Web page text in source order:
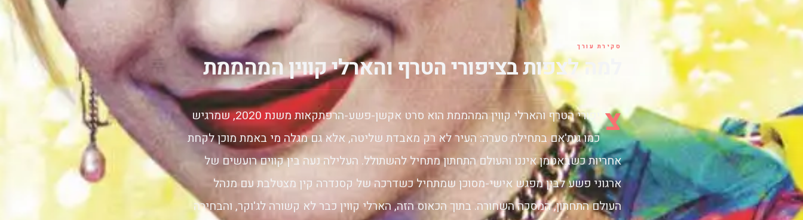
סקירת עורך
למה לצפות בציפורי הטרף והארלי קווין המהממת
צ
יפורי הטרף והארלי קווין המהממת הוא סרט אקשן-פשע-הרפתקאות משנת 2020, שמרגיש
כמו גות'אם בתחילת סערה: העיר לא רק מאבדת שליטה, אלא גם מגלה מי באמת מוכן לקחת
אחריות כשבאטמן איננו והעולם התחתון מתחיל להשתולל. העלילה נעה בין קווים רועשים של
ארגוני פשע לבין מפגש אישי-מסוכן שמתחיל כשדרכה של קסנדרה קין מצטלבת עם מנהל
העולם התחתון, המסכה השחורה. בתוך הכאוס הזה, הארלי קווין כבר לא קשורה לג'וקר, והבחירה